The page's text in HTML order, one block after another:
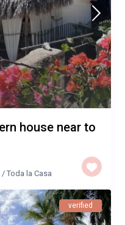
house near to
/Toda la Casa
verified